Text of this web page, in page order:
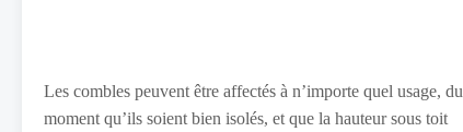
Les combles peuvent être affectés à n’importe quel usage, du
moment qu’ils soient bien isolés, et que la hauteur sous toit